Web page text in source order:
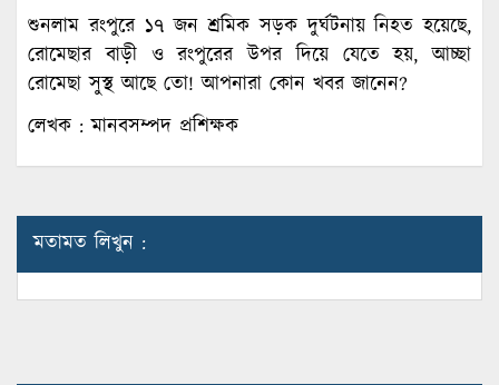
শুনলাম রংপুরে ১৭ জন শ্রমিক সড়ক দুর্ঘটনায় নিহত হয়েছে,
রোমেছার বাড়ী ও রংপুরের উপর দিয়ে যেতে হয়, আচ্ছা
রোমেছা সুস্থ আছে তো! আপনারা কোন খবর জানেন?
লেখক : মানবসম্পদ প্রশিক্ষক
মতামত লিখুন :